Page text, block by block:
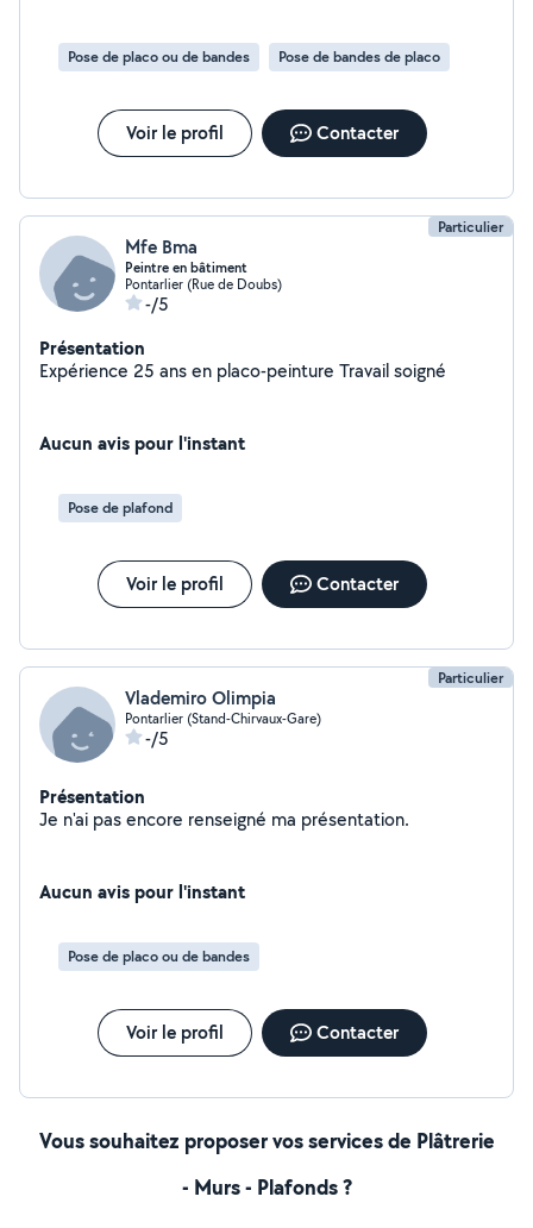
réalité. Je vous dis à très vite ;)
Pose de placo ou de bandes Pose de bandes de placo
Voir le profil Contacter
Particulier
Mfe Bma
Peintre en bâtiment
Pontarlier (Rue de Doubs)
-/5
Présentation
Expérience 25 ans en placo-peinture Travail soigné
Aucun avis pour l'instant
Pose de plafond
Voir le profil Contacter
Particulier
Vlademiro Olimpia
Pontarlier (Stand-Chirvaux-Gare)
-/5
Présentation
Je n'ai pas encore renseigné ma présentation.
Aucun avis pour l'instant
Pose de placo ou de bandes
Voir le profil Contacter
Vous souhaitez proposer vos services de Plâtrerie
- Murs - Plafonds ?